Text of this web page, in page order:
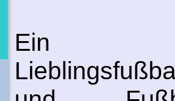
Ein